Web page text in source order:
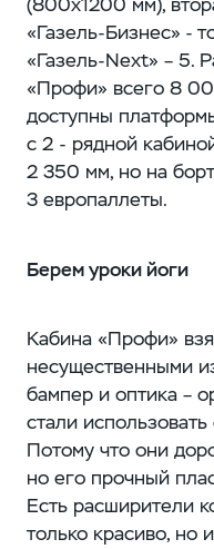
«Газель-Бизнес» -
«Газель-Next» – 5.
«Профи» всего 8
доступны
с 2 - рядной
2 350 мм, но на
3 европаллеты.
Берем уроки йоги
Кабина «Профи»
несущественными
бампер и оптика –
стали
Потому что они
но его прочный
Есть расширители
только красиво, но